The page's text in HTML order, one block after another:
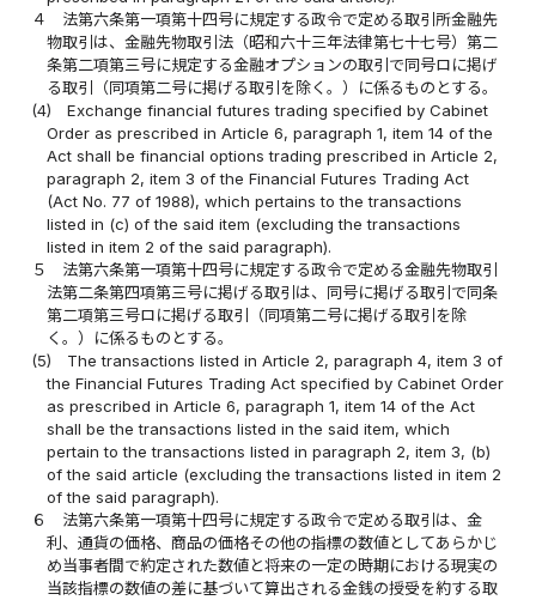
４
法第六条第一項第十四号に規定する政令で定める取引所金融先
物取引は、金融先物取引法（昭和六十三年法律第七十七号）第二
条第二項第三号に規定する金融オプションの取引で同号ロに掲げ
る取引（同項第二号に掲げる取引を除く。）に係るものとする。
(4)
Exchange financial futures trading specified by Cabinet
Order as prescribed in Article 6, paragraph 1, item 14 of the
Act shall be financial options trading prescribed in Article 2,
paragraph 2, item 3 of the Financial Futures Trading Act
(Act No. 77 of 1988), which pertains to the transactions
listed in (c) of the said item (excluding the transactions
listed in item 2 of the said paragraph).
５
法第六条第一項第十四号に規定する政令で定める金融先物取引
法第二条第四項第三号に掲げる取引は、同号に掲げる取引で同条
第二項第三号ロに掲げる取引（同項第二号に掲げる取引を除
く。）に係るものとする。
(5)
The transactions listed in Article 2, paragraph 4, item 3 of
the Financial Futures Trading Act specified by Cabinet Order
as prescribed in Article 6, paragraph 1, item 14 of the Act
shall be the transactions listed in the said item, which
pertain to the transactions listed in paragraph 2, item 3, (b)
of the said article (excluding the transactions listed in item 2
of the said paragraph).
６
法第六条第一項第十四号に規定する政令で定める取引は、金
利、通貨の価格、商品の価格その他の指標の数値としてあらかじ
め当事者間で約定された数値と将来の一定の時期における現実の
当該指標の数値の差に基づいて算出される金銭の授受を約する取